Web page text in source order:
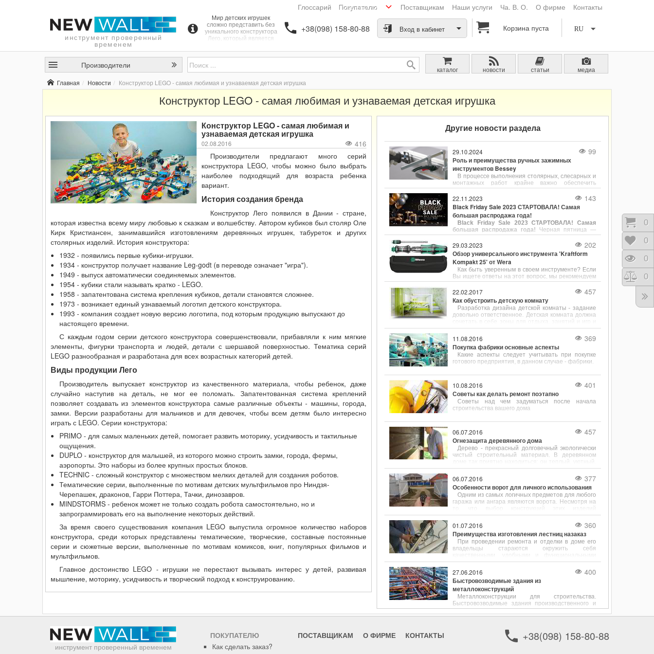
Глоссарий Покупателю Поставщикам Наши услуги Ча. В. О. О фирме Контакты
инструмент проверенный
временем
Мир детских игрушек
сложно представить без
уникального конструктора
Лего, который является
Основа успеха детского
конструктора - высокое
разнообразный
универсальность.
+38(098) 158-80-88 RU
Корзина пуста
Вход в кабинет
Производители каталог новости статьи
медиа
Главная
Новости Конструктор LEGO - самая любимая и узнаваемая детская игрушка
Конструктор LEGO - самая любимая и узнаваемая детская игрушка
Конструктор LEGO - самая любимая и
узнаваемая детская игрушка
02.08.2016
416
Производители предлагают много серий
конструктора LEGO, чтобы можно было выбрать
наиболее подходящий для возраста ребенка
вариант.
История создания бренда
Конструктор Лего появился в Дании - стране,
которая известна всему миру любовью к сказкам и волшебству. Автором кубиков был столяр Оле
Кирк Кристиансен, занимавшийся изготовлениям деревянных игрушек, табуреток и других
столярных изделий. История конструктора:
1932 - появились первые кубики-игрушки.
1934 - конструктор получает название Leg-godt (в переводе означает "игра").
1949 - выпуск автоматически соединяемых элементов.
1954 - кубики стали называть кратко - LEGO.
1958 - запатентована система крепления кубиков, детали становятся сложнее.
1973 - возникает единый узнаваемый логотип детского конструктора.
1993 - компания создает новую версию логотипа, под которым продукцию выпускают до
настоящего времени.
С каждым годом серии детского конструктора совершенствовали, прибавляли к ним мягкие
элементы, фигурки транспорта и людей, детали с шершавой поверхностью. Тематика серий
LEGO разнообразная и разработана для всех возрастных категорий детей.
Виды продукции Лего
Производитель выпускает конструктор из качественного материала, чтобы ребенок, даже
случайно наступив на деталь, не мог ее поломать. Запатентованная система креплений
позволяет создавать из элементов конструктора самые различные объекты - машины, города,
замки. Версии разработаны для мальчиков и для девочек, чтобы всем детям было интересно
играть с LEGO. Серии конструктора:
PRIMO - для самых маленьких детей, помогает развить моторику, усидчивость и тактильные
ощущения.
DUPLO - конструктор для малышей, из которого можно строить замки, города, фермы,
аэропорты. Это наборы из более крупных простых блоков.
TECHNIC - сложный конструктор с множеством мелких деталей для создания роботов.
Тематические серии, выполненные по мотивам детских мультфильмов про Ниндзя-
Черепашек, драконов, Гарри Поттера, Тачки, динозавров.
MINDSTORMS - ребенок может не только создать робота самостоятельно, но и
запрограммировать его на выполнение некоторых действий.
За время своего существования компания LEGO выпустила огромное количество наборов
конструктора, среди которых представлены тематические, творческие, составные постоянные
серии и сюжетные версии, выполненные по мотивам комиксов, книг, популярных фильмов и
мультфильмов.
Главное достоинство LEGO - игрушки не перестают вызывать интерес у детей, развивая
мышление, моторику, усидчивость и творческий подход к конструированию.
Другие новости раздела
29.10.2024 99
Роль и преимущества ручных зажимных
инструментов Bessey
В процессе выполнения столярных, слесарных и
монтажных работ крайне важно обеспечить
надёжное и точное фиксирование деталей.
Ручные зажимные инструменты, такие как
струбцины, являются незаменимыми
помощниками для удержания заготовок в нужном
положении. Одним из лидеров в производстве
струбцин является компания Bessey, известная
своей продукцией, сочетающей в себе надёжность,
22.11.2023 143
Black Friday Sale 2023 СТАРТОВАЛА! Самая
большая распродажа года!
Black Friday Sale 2023 СТАРТОВАЛА! Самая
большая распродажа года! Черная пятница —
самая большая распродажа года, которая пройдет
с 23.11.23 по 30.11.23 в магазине Newwall.kiev.ua.
Вас ждут скидки на все товары. Черная пятница —
тот день, когда можно совершить желаемую
покупку со скидкой на все товары вне зависимости
от суммы покупки.
29.03.2023 202
Обзор универсального инструмента 'Kraftform
Kompakt 25' от Wera
Как быть уверенным в своем инструменте? Если
Вы ищете ответы на этот вопрос, мы рекомендуем
обратить внимание на универсальный инструмент
"Kraftform Kompakt 25" от Wera. Этот инструмент
собрал в себе несколько полезных функций,
позволяющих с легкостью выполнять различные
задачи.
22.02.2017 457
Как обустроить детскую комнату
Разработка дизайна детской комнаты - задание
довольно ответственное. Детская комната должна
сочетать в себе зоны для отдыха, занятий и игр и
при этом быть безопасной для своего хозяина и
довольно просторной.
11.08.2016 369
Покупка фабрики основные аспекты
Какие аспекты следует учитывать при покупке
готового предприятия, в данном случае - фабрики.
10.08.2016 401
Советы как делать ремонт поэтапно
Советы над чем задуматься после начала
строительства вашего дома
06.07.2016 457
Огнезащита деревянного дома
Дерево - прекрасный долговечный экологически
чистый строительный материал. В деревянном
в нем даже дышится легко.
06.07.2016 377
Особенности ворот для личного использования
Одним из самых логичных предметов для любого
гаража или ангара являются ворота. Несмотря на
то, что выбор конструкций этих изделий
достаточно ограничен, с каждым днем
покупателям становится все сложнее
определиться со своей покупкой.
01.07.2016 360
Преимущества изготовления лестниц назаказ
При проведении ремонта и отделки в доме его
владельцы стараются окружить себя
качественными, удобными и функциональными
вещами. Если идет речь об обустройстве
двухэтажного дома или многоярусной квартиры,
много времени уделяется выбору лестницы.
Именно она выступает в роли связующего
элемента между этажами.
27.06.2016 400
Быстровозводимые здания из
металлоконструкций
Металлоконструкции для строительства.
Быстровозводимые здания производственного и
прочего назначения на металлокаркасе.
Преимущества быстровозводимых зданий из
инструмент проверенный временем
+38(098) 158-80-88
ПОКУПАТЕЛЮ
Как сделать заказ?
ПОСТАВЩИКАМ О ФИРМЕ КОНТАКТЫ
0
0
0
0